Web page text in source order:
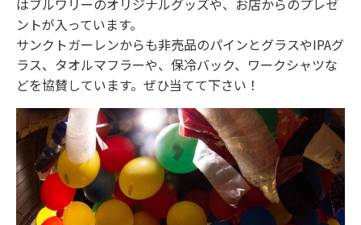
はブルワリーのオリジナルグッズや、お店からのプレゼ
ントが入っています。
サンクトガーレンからも非売品のパインとグラスやIPAグ
ラス、タオルマフラーや、保冷バック、ワークシャツな
どを協賛しています。ぜひ当てて下さい！